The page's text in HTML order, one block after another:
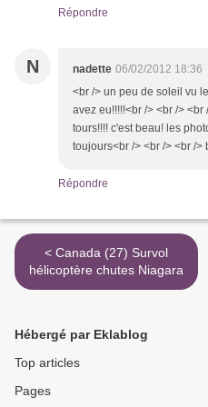
Répondre
N nadette 06/02/2012 18:36
<br /> un peu de soleil vu
avez eu!!!!!<br /> <br />
tours!!!! c'est beau! les
toujours<br /> <br /> <br /
Répondre
< Canada (27) Survol
hélicoptère chutes Niagara
Hébergé par Eklablog
Top articles
Pages